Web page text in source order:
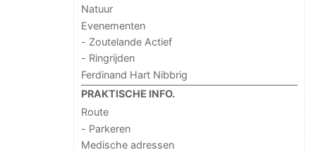
Natuur
Evenementen
- Zoutelande Actief
- Ringrijden
Ferdinand Hart Nibbrig
PRAKTISCHE INFO.
Route
- Parkeren
Medische adressen